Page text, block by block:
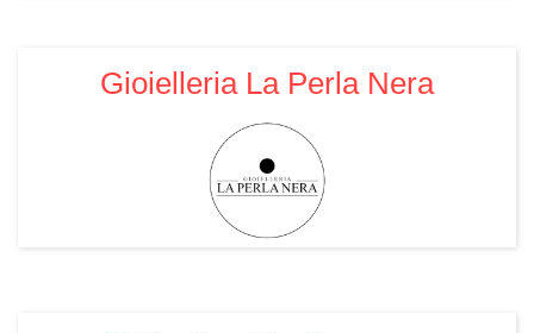
Gioielleria La Perla Nera